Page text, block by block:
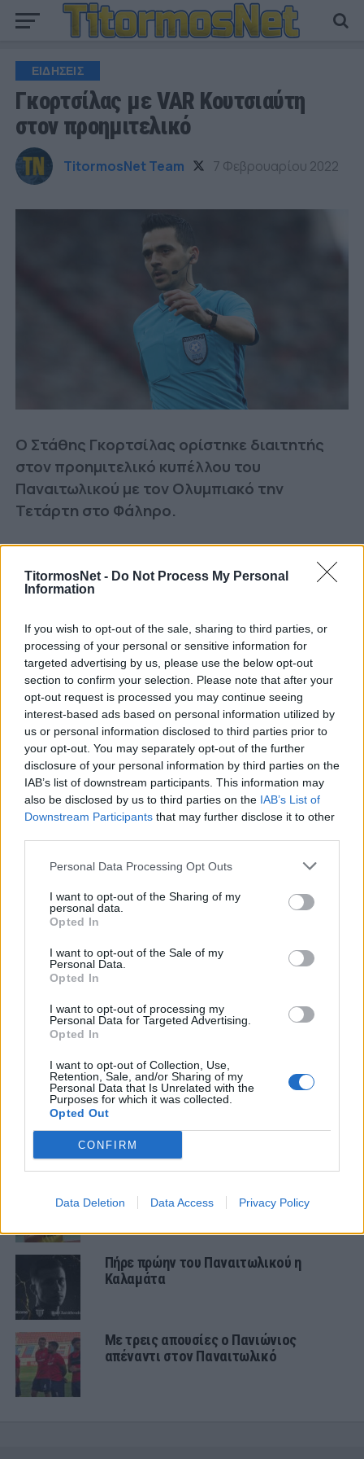
TitormosNet - Do Not Process My Personal
Information
If you wish to opt-out of the sale, sharing to third parties, or
processing of your personal or sensitive information for
targeted advertising by us, please use the below opt-out
section to confirm your selection. Please note that after your
opt-out request is processed you may continue seeing
interest-based ads based on personal information utilized by
us or personal information disclosed to third parties prior to
your opt-out. You may separately opt-out of the further
disclosure of your personal information by third parties on the
IAB’s list of downstream participants. This information may
also be disclosed by us to third parties on the IAB’s List of
Downstream Participants that may further disclose it to other
Personal Data Processing Opt Outs
I want to opt-out of the Sharing of my
personal data.
Opted In
I want to opt-out of the Sale of my
Personal Data.
Opted In
I want to opt-out of processing my
Personal Data for Targeted Advertising.
Opted In
I want to opt-out of Collection, Use,
Retention, Sale, and/or Sharing of my
Personal Data that Is Unrelated with the
Purposes for which it was collected.
Opted Out
CONFIRM
Data Deletion Data Access Privacy Policy
ΕΙΔΗΣΕΙΣ
Γκορτσίλας με VAR Κουτσιαύτη
στον προημιτελικό
TitormosNet Team 7 Φεβρουαρίου 2022
Ο Στάθης Γκορτσίλας ορίστηκε διαιτητής
στον προημιτελικό κυπέλλου του
Παναιτωλικού με τον Ολυμπιακό την
Τετάρτη στο Φάληρο.
Ακολουθήστε μας στο Google
Δείτε περισσότερα άρθρα μας στα αποτελέσματα
Add TitormosNet.gr on Google
Βοηθοί του θα είναι οι Μεϊντανάς και
Παπαδάκης. Τέταρτος ο Αγγελάκης. Στο VAR
Κουτσιαύτης και Δημητριάδης.
ΣΧΟΛΙΑΣΤΕ
ΤΕΛΕΥΤΑΙΑ ΝΕΑ
ΧΩΡΊΣ ΚΑΤΗΓΟΡΊΑ
Τα δεδομένα για τηλεοπτική κάλυψη
με Τρουά και Καλαμάτα
ΕΙΔΗΣΕΙΣ
Αλλάζει όνομα ο Βόλος
Πήρε πρώην του Παναιτωλικού η
Καλαμάτα
Με τρεις απουσίες ο Πανιώνιος
απέναντι στον Παναιτωλικό